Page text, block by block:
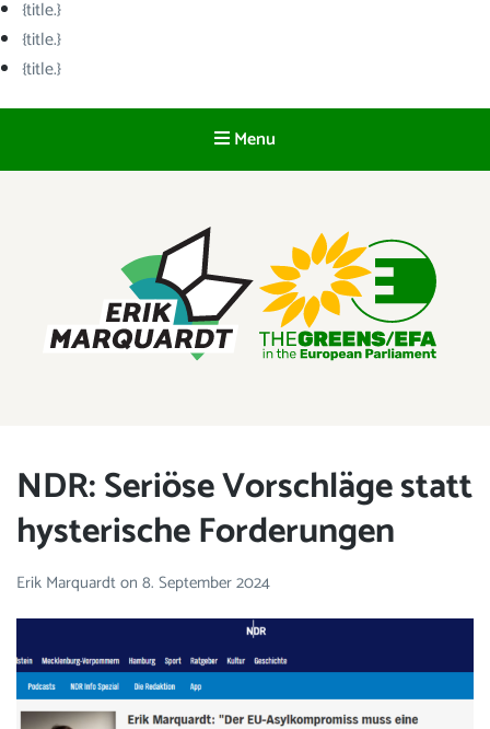
{title.}
{title.}
{title.}
Menu
NDR: Seriöse Vorschläge statt
hysterische Forderungen
Erik Marquardton 8. September 2024